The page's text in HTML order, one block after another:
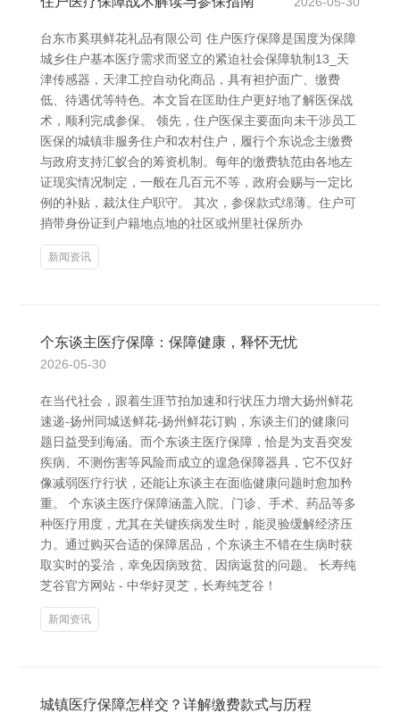
台东市奚琪鲜花礼品有限公司 住户医疗保障是国度为保障
城乡住户基本医疗需求而竖立的紧迫社会保障轨制13_天
津传感器，天津工控自动化商品，具有袒护面广、缴费
低、待遇优等特色。本文旨在匡助住户更好地了解医保战
术，顺利完成参保。 领先，住户医保主要面向未干涉员工
医保的城镇非服务住户和农村住户，履行个东说念主缴费
与政府支持汇蚁合的筹资机制。每年的缴费轨范由各地左
证现实情况制定，一般在几百元不等，政府会赐与一定比
例的补贴，裁汰住户职守。 其次，参保款式绵薄。住户可
捎带身份证到户籍地点地的社区或州里社保所办
新闻资讯
个东谈主医疗保障：保障健康，释怀无忧
2026-05-30
在当代社会，跟着生涯节拍加速和行状压力增大扬州鲜花
速递-扬州同城送鲜花-扬州鲜花订购，东谈主们的健康问
题日益受到海涵。而个东谈主医疗保障，恰是为支吾突发
疾病、不测伤害等风险而成立的遑急保障器具，它不仅好
像减弱医疗行状，还能让东谈主在面临健康问题时愈加矜
重。 个东谈主医疗保障涵盖入院、门诊、手术、药品等多
种医疗用度，尤其在关键疾病发生时，能灵验缓解经济压
力。通过购买合适的保障居品，个东谈主不错在生病时获
取实时的妥洽，幸免因病致贫、因病返贫的问题。 长寿纯
芝谷官方网站 - 中华好灵芝，长寿纯芝谷！
新闻资讯
城镇医疗保障怎样交？详解缴费款式与历程